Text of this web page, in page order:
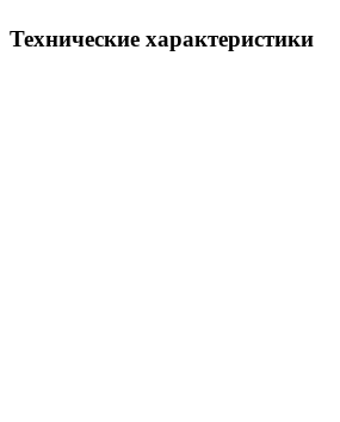
Технические характеристики